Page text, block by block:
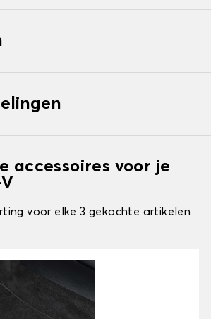
accessoires voor je
voor elke 3 gekochte artikelen